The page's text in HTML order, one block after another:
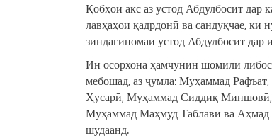
Қобҳои акс аз устод Абдулбосит дар
лавҳаҳои қадрдонӣ ва сандуқчае, ки
зиндагиномаи устод Абдулбосит
Ин осорхона ҳамчунин шомили
мебошад, аз ҷумла: Муҳаммад
Ҳусарӣ, Муҳаммад Сиддиқ Миншовӣ,
Муҳаммад Маҳмуд Таблавӣ ва Аҳмад
шудаанд.